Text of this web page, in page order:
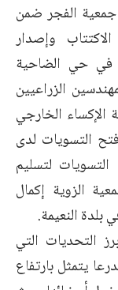
جمعية الفجر ضمن
وإصدار
في حي الضاحية
الزراعيين
الإكساء الخارجي
التسويات لدى
لتسليم
الزوية إكمال
بلدة النعيمة.
التحديات التي
يتمثل بارتفاع